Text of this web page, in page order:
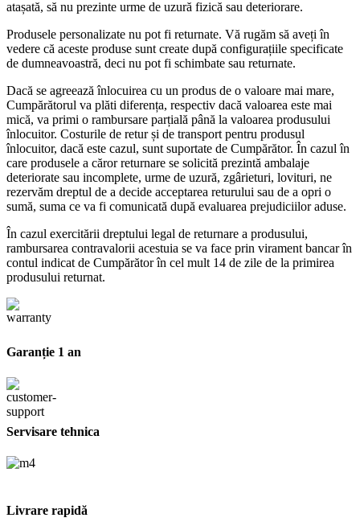
atașată, să nu prezinte urme de uzură fizică sau deteriorare.
Produsele personalizate nu pot fi returnate. Vă rugăm să aveți în
vedere că aceste produse sunt create după configurațiile specificate
de dumneavoastră, deci nu pot fi schimbate sau returnate.
Dacă se agreează înlocuirea cu un produs de o valoare mai mare,
Cumpărătorul va plăti diferența, respectiv dacă valoarea este mai
mică, va primi o rambursare parțială până la valoarea produsului
înlocuitor. Costurile de retur și de transport pentru produsul
înlocuitor, dacă este cazul, sunt suportate de Cumpărător. În cazul în
care produsele a căror returnare se solicită prezintă ambalaje
deteriorate sau incomplete, urme de uzură, zgârieturi, lovituri, ne
rezervăm dreptul de a decide acceptarea returului sau de a opri o
sumă, suma ce va fi comunicată după evaluarea prejudiciilor aduse.
În cazul exercitării dreptului legal de returnare a produsului,
rambursarea contravalorii acestuia se va face prin virament bancar în
contul indicat de Cumpărător în cel mult 14 de zile de la primirea
produsului returnat.
Garanție 1 an
Servisare tehnica
Livrare rapidă